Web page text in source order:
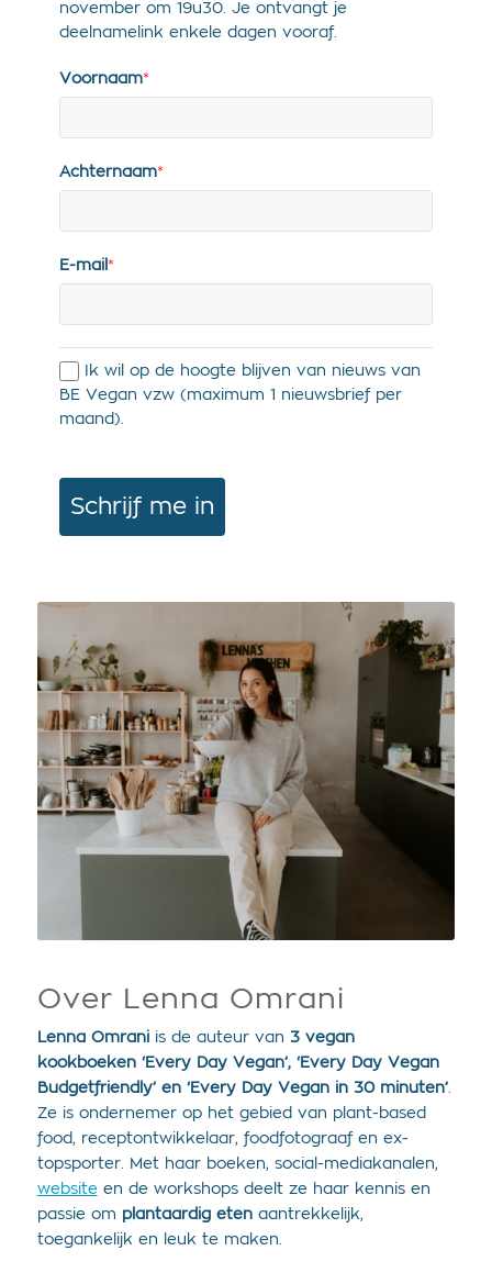
november om 19u30. Je ontvangt je
deelnamelink enkele dagen vooraf.
Voornaam*
Achternaam*
E-mail *
Ik wil op de hoogte blijven van nieuws van
BE Vegan vzw (maximum 1 nieuwsbrief per
maand).
Schrijf me in
Over Lenna Omrani
Lenna Omraniis de auteur van 3 vegan
kookboeken ‘Every Day Vegan’, ‘Every Day Vegan
Budgetfriendly’ en ‘Every Day Vegan in 30 minuten’.
Ze is ondernemer op het gebied van plant-based
food, receptontwikkelaar, foodfotograaf en ex-
topsporter. Met haar boeken, social-mediakanalen,
website en de workshops deelt ze haar kennis en
passie om plantaardig etenaantrekkelijk,
toegankelijk en leuk te maken.